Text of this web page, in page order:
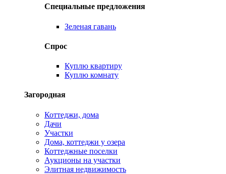
Специальные предложения
Зеленая гавань
Спрос
Куплю квартиру
Куплю комнату
Загородная
Коттеджи, дома
Дачи
Участки
Дома, коттеджи у озера
Коттеджные поселки
Аукционы на участки
Элитная недвижимость